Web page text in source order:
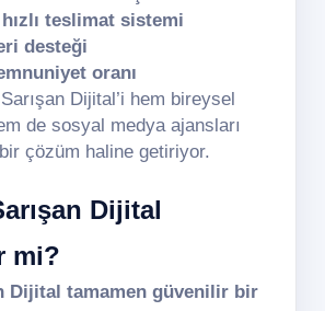
teslimat sistemi
desteği
oranı
Dijital’i hem bireysel
de sosyal medya ajansları
çözüm haline getiriyor.
Dijital
mi?
Dijital tamamen güvenilir bir